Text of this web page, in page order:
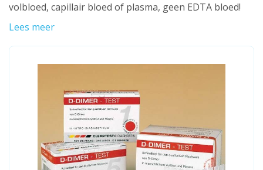
volbloed, capillair bloed of plasma, geen EDTA bloed!
Lees meer